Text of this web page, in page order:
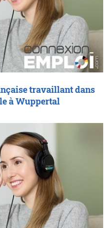
travaillant dans
à Wuppertal